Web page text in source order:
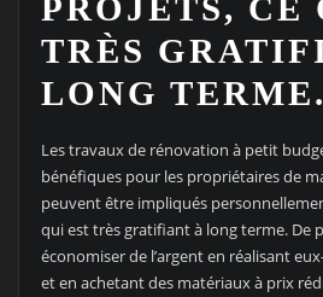
PROJETS, CE
TRÈS
LONG
Les travaux de rénovation à petit
bénéfiques pour les propriétaires de
peuvent être impliqués
qui est très gratifiant à long terme. De
économiser de l’argent en réalisant
et en achetant des matériaux à prix